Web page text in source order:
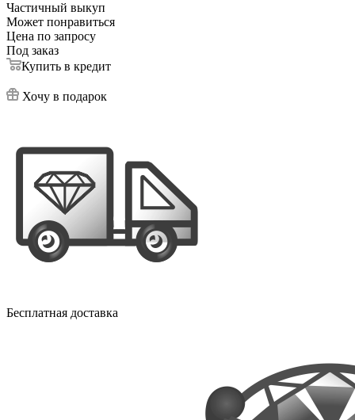
Частичный выкуп
Может понравиться
Цена по запросу
Под заказ
Купить в кредит
Хочу в подарок
Бесплатная доставка